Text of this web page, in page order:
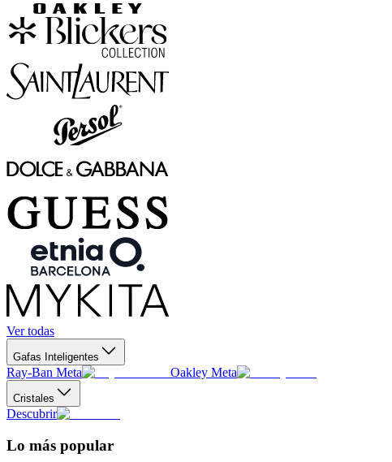
Ver todas
Gafas Inteligentes
Ray-Ban Meta Oakley Meta
Cristales
Descubrir
Lo más popular